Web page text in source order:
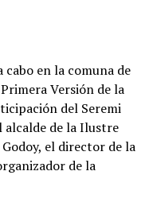
cabo en la comuna de
Versión de la
del Seremi
alcalde de la Ilustre
el director de la
de la